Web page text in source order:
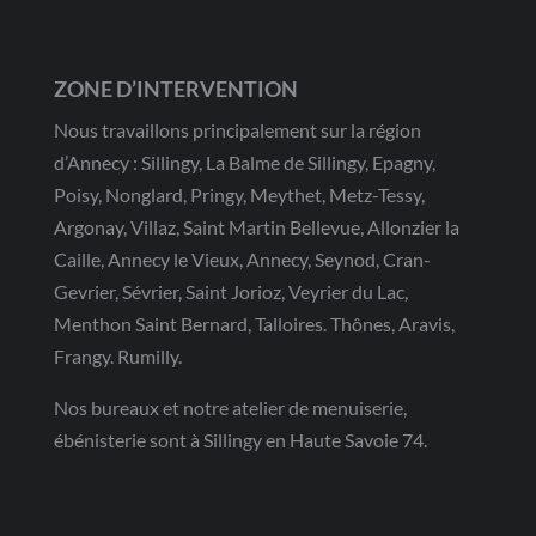
ZONE D’INTERVENTION
Nous travaillons principalement sur la région
d’Annecy : Sillingy, La Balme de Sillingy, Epagny,
Poisy, Nonglard, Pringy, Meythet, Metz-Tessy,
Argonay, Villaz, Saint Martin Bellevue, Allonzier la
Caille, Annecy le Vieux, Annecy, Seynod, Cran-
Gevrier, Sévrier, Saint Jorioz, Veyrier du Lac,
Menthon Saint Bernard, Talloires. Thônes, Aravis,
Frangy. Rumilly.
Nos bureaux et notre atelier de menuiserie,
ébénisterie sont à Sillingy en Haute Savoie 74.